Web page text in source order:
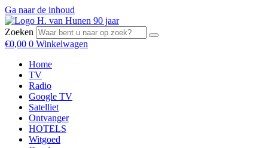
Ga naar de inhoud
Zoeken
€0,00 0 Winkelwagen
Home
TV
Radio
Google TV
Satelliet
Ontvanger
HOTELS
Witgoed